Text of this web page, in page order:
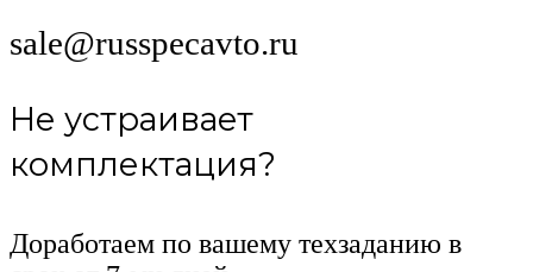
sale@russpecavto.ru
Не устраивает
комплектация?
Доработаем по вашему техзаданию в